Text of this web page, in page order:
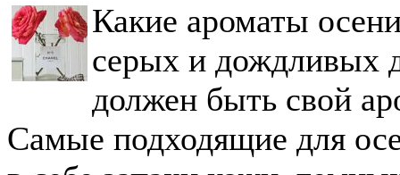
Какие ароматы
серых и дождливых
должен быть свой
Самые подходящие для